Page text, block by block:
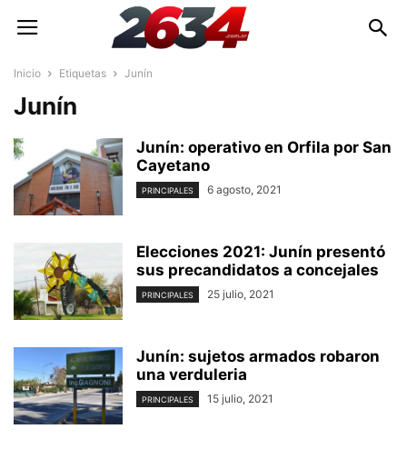
Inicio Etiquetas Junín
Junín
Junín: operativo en Orfila por San
Cayetano
PRINCIPALES 6 agosto, 2021
Elecciones 2021: Junín presentó
sus precandidatos a concejales
PRINCIPALES 25 julio, 2021
Junín: sujetos armados robaron
una verduleria
PRINCIPALES 15 julio, 2021